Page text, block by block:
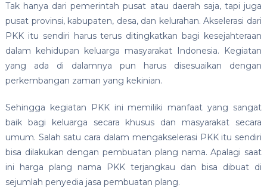
Tak hanya dari pemerintah pusat atau daerah saja, tapi juga
pusat provinsi, kabupaten, desa, dan kelurahan. Akselerasi dari
PKK itu sendiri harus terus ditingkatkan bagi kesejahteraan
dalam kehidupan keluarga masyarakat Indonesia. Kegiatan
yang ada di dalamnya pun harus disesuaikan dengan
perkembangan zaman yang kekinian.
Sehingga kegiatan PKK ini memiliki manfaat yang sangat
baik bagi keluarga secara khusus dan masyarakat secara
umum. Salah satu cara dalam mengakselerasi PKK itu sendiri
bisa dilakukan dengan pembuatan plang nama. Apalagi saat
ini harga plang nama PKK terjangkau dan bisa dibuat di
sejumlah penyedia jasa pembuatan plang.